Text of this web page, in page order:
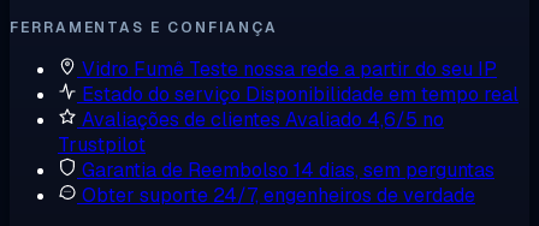
FERRAMENTAS E CONFIANÇA
Vidro Fumê Teste nossa rede a partir do seu IP
Estado do serviço Disponibilidade em tempo real
Avaliações de clientes Avaliado 4,6/5 no
Trustpilot
Garantia de Reembolso 14 dias, sem perguntas
Obter suporte 24/7, engenheiros de verdade